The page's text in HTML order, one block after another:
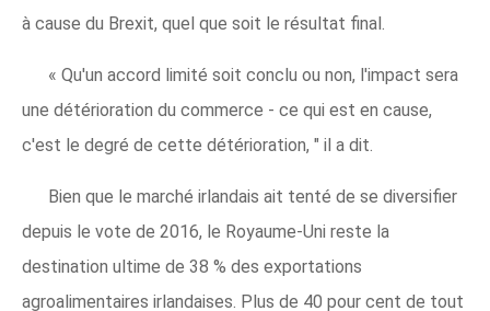
à cause du Brexit, quel que soit le résultat final.
« Qu'un accord limité soit conclu ou non, l'impact sera
une détérioration du commerce - ce qui est en cause,
c'est le degré de cette détérioration, " il a dit.
Bien que le marché irlandais ait tenté de se diversifier
depuis le vote de 2016, le Royaume-Uni reste la
destination ultime de 38 % des exportations
agroalimentaires irlandaises. Plus de 40 pour cent de tout